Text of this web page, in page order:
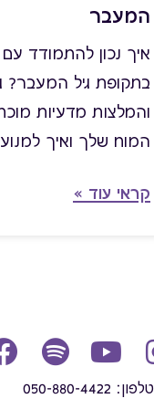
המעבר
איך נכון להתמודד עם
בתקופת גיל המעבר?
והמלצות מדעיות
המוח שלך ואיך
קראי עוד »
טלפון: 050-880-4422